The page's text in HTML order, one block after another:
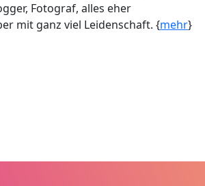
Fotograf, alles eher
mit ganz viel Leidenschaft. {mehr}